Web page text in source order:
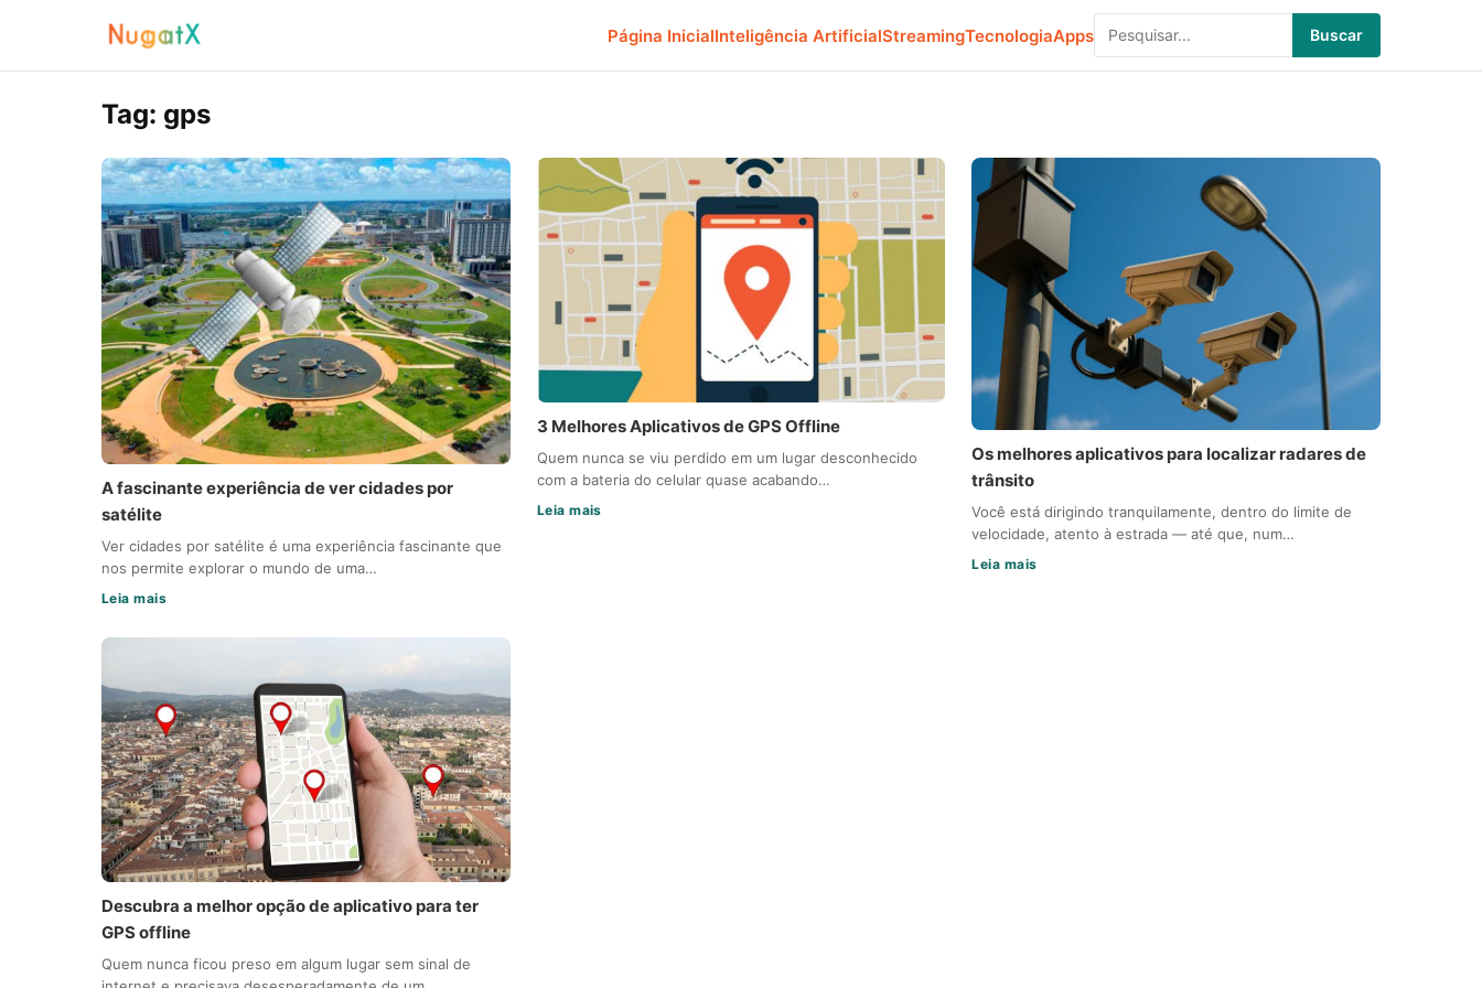
Página InicialInteligência ArtificialStreamingTecnologiaApps Buscar
Tag: gps
A fascinante experiência de ver cidades por
satélite
Ver cidades por satélite é uma experiência fascinante que
nos permite explorar o mundo de uma…
Leia mais
3 Melhores Aplicativos de GPS Offline
Quem nunca se viu perdido em um lugar desconhecido
com a bateria do celular quase acabando…
Leia mais
Os melhores aplicativos para localizar radares de
trânsito
Você está dirigindo tranquilamente, dentro do limite de
velocidade, atento à estrada — até que, num…
Leia mais
Descubra a melhor opção de aplicativo para ter
GPS offline
Quem nunca ficou preso em algum lugar sem sinal de